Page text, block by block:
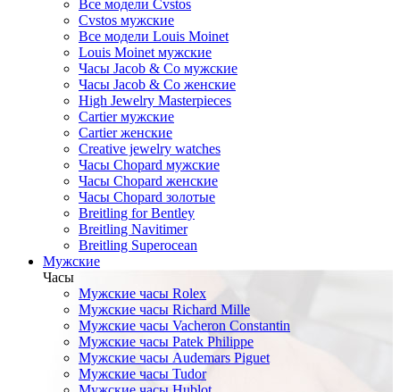
Все модели Cvstos
Cvstos мужские
Все модели Louis Moinet
Louis Moinet мужские
Часы Jacob & Co мужские
Часы Jacob & Co женские
High Jewelry Masterpieces
Cartier мужские
Cartier женские
Creative jewelry watches
Часы Chopard мужские
Часы Сhopard женские
Часы Сhopard золотые
Breitling for Bentley
Breitling Navitimer
Breitling Superocean
Мужские
Часы
Мужские часы Rolex
Мужские часы Richard Mille
Мужские часы Vacheron Constantin
Мужские часы Patek Philippe
Мужские часы Audemars Piguet
Мужские часы Tudor